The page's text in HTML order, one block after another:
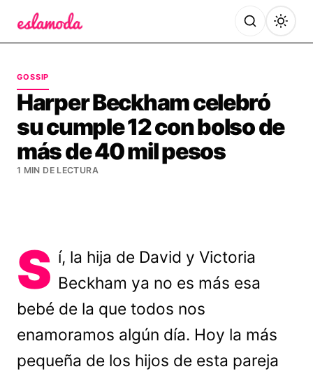
GOSSIP
Harper Beckham celebró
su cumple 12 con bolso de
más de 40 mil pesos
1 MIN DE LECTURA
S í, la hija de David y Victoria
Beckham ya no es más esa
bebé de la que todos nos
enamoramos algún día. Hoy la más
pequeña de los hijos de esta pareja